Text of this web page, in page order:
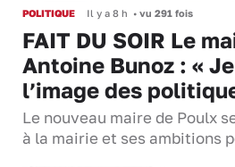
POLITIQUE Il y a 8 h • vu 291 fois
FAIT DU SOIR Le
Antoine Bunoz : «
l’image des
Le nouveau maire de Poulx
à la mairie et ses ambitions